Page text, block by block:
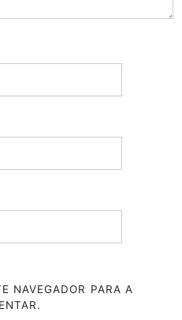
NAVEGADOR PARA A